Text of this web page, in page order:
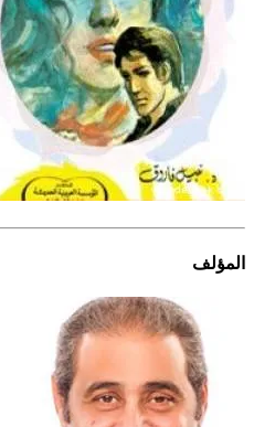
المؤلف